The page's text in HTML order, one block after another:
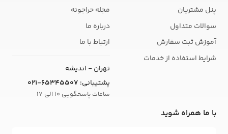
پنل مشتریان
سوالات متداول
آموزش ثبت سفارش
شرایط استفاده از خدمات
مجله حراجونه
درباره ما
ارتباط با ما
تهران - اندیشه
پشتیبانی: 021-65345507
ساعات پاسخگویی 10 الی 17
با ما همراه شوید